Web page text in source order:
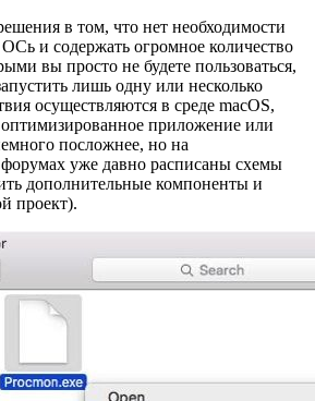
в том, что нет необходимости
и содержать огромное количество
вы просто не будете пользоваться,
лишь одну или несколько
осуществляются в среде macOS,
оптимизированное приложение или
посложнее, но на
уже давно расписаны схемы
дополнительные компоненты и
проект).